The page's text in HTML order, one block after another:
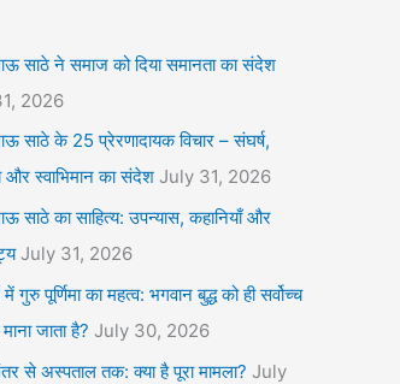
साठे ने समाज को दिया समानता का संदेश
2026
साठे के 25 प्रेरणादायक विचार – संघर्ष,
और स्वाभिमान का संदेश July 31, 2026
साठे का साहित्य: उपन्यास, कहानियाँ और
July 31, 2026
में गुरु पूर्णिमा का महत्व: भगवान बुद्ध को ही सर्वोच्च
जाता है? July 30, 2026
से अस्पताल तक: क्या है पूरा मामला? July